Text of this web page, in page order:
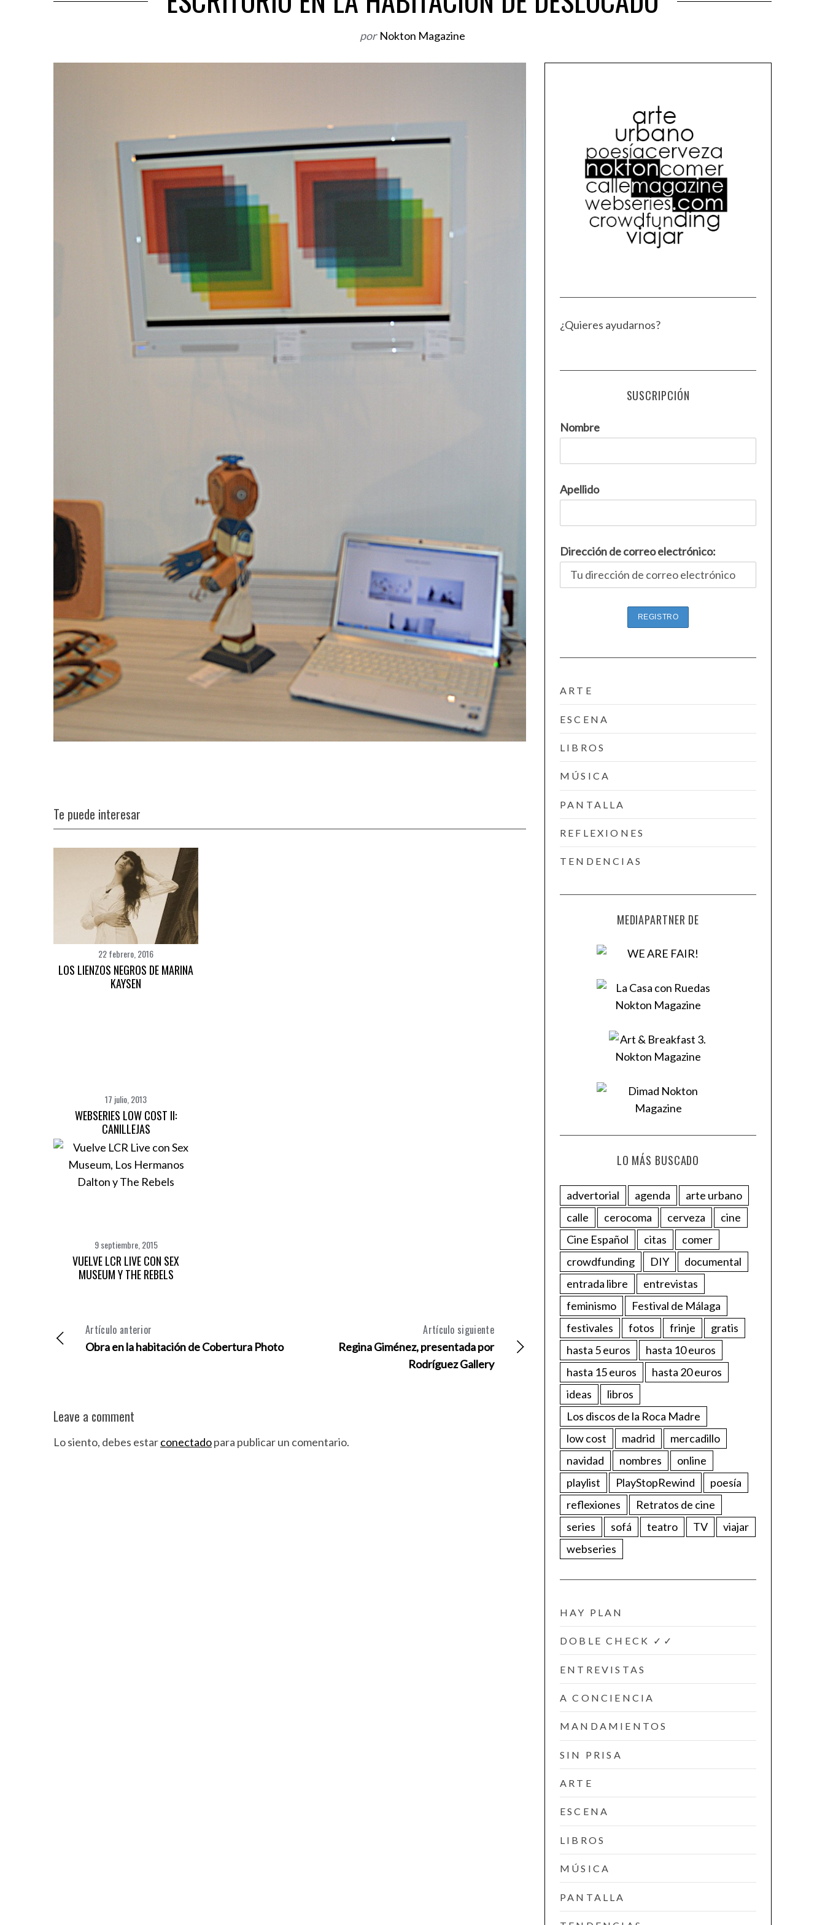
por Nokton Magazine
Te puede interesar
22 febrero, 2016
LOS LIENZOS NEGROS DE MARINA
KAYSEN
17 julio, 2013
WEBSERIES LOW COST II:
CANILLEJAS
9 septiembre, 2015
VUELVE LCR LIVE CON SEX
MUSEUM Y THE REBELS
Artículo anterior
Obra en la habitación de Cobertura Photo
Artículo siguiente
Regina Giménez, presentada por
Rodríguez Gallery
Leave a comment
Lo siento, debes estarconectadopara publicar un comentario.
¿Quieres ayudarnos?
SUSCRIPCIÓN
Nombre
Apellido
Dirección de correo electrónico:
ARTE
ESCENA
LIBROS
MÚSICA
PANTALLA
REFLEXIONES
TENDENCIAS
MEDIAPARTNER DE
LO MÁS BUSCADO
advertorial agenda
arte urbano
calle
cerocoma cerveza
cine
Cine Español
citas
comer
crowdfunding
DIY
documental
entrada libre
entrevistas
feminismo
Festival de Málaga
festivales
fotos frinje
gratis
hasta 5 euros
hasta 10 euros
hasta 15 euros
hasta 20 euros
ideas
libros
Los discos de la Roca Madre
low cost
madrid
mercadillo
navidad
nombres
online
playlist
PlayStopRewind
poesía
reflexiones
Retratos de cine
series
sofá teatro TV
viajar
webseries
HAY PLAN
DOBLE CHECK ✓✓
ENTREVISTAS
A CONCIENCIA
MANDAMIENTOS
SIN PRISA
ARTE
ESCENA
LIBROS
MÚSICA
PANTALLA
r
c
f
o
: